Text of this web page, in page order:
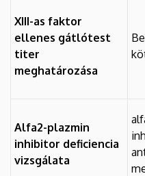
XIII-as faktor
ellenes gátlótest
titer
meghatározása
Alfa2-plazmin
inhibitor deficiencia
vizsgálata